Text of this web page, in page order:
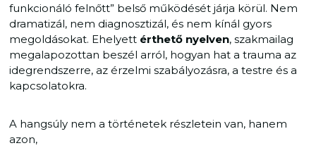
funkcionáló felnőtt” belső működését járja körül. Nem
dramatizál, nem diagnosztizál, és nem kínál gyors
megoldásokat. Ehelyett érthető nyelven, szakmailag
megalapozottan beszél arról, hogyan hat a trauma az
idegrendszerre, az érzelmi szabályozásra, a testre és a
kapcsolatokra.
A hangsúly nem a történetek részletein van, hanem
azon,